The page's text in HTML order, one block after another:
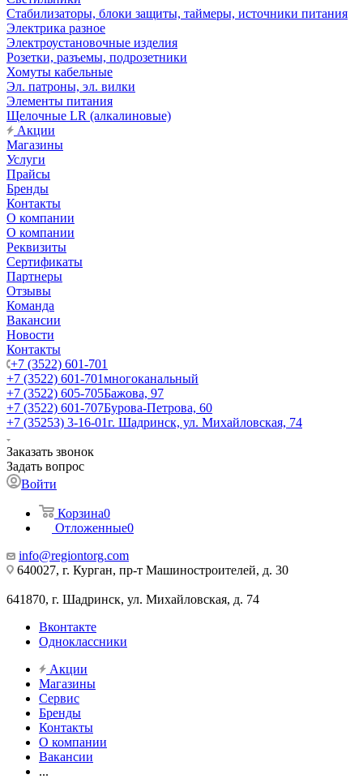
Стабилизаторы, блоки защиты, таймеры, источники питания
Электрика разное
Электроустановочные изделия
Розетки, разъемы, подрозетники
Хомуты кабельные
Эл. патроны, эл. вилки
Элементы питания
Щелочные LR (алкалиновые)
Акции
Магазины
Услуги
Прайсы
Бренды
Контакты
О компании
О компании
Реквизиты
Сертификаты
Партнеры
Отзывы
Команда
Вакансии
Новости
Контакты
+7 (3522) 601-701
+7 (3522) 601-701многоканальный
+7 (3522) 605-705Бажова, 97
+7 (3522) 601-707Бурова-Петрова, 60
+7 (35253) 3-16-01г. Шадринск, ул. Михайловская, 74
Заказать звонок
Задать вопрос
Войти
Корзина0
Отложенные0
info@regiontorg.com
640027, г. Курган, пр-т Машиностроителей, д. 30
641870, г. Шадринск, ул. Михайловская, д. 74
Вконтакте
Одноклассники
Акции
Магазины
Сервис
Бренды
Контакты
О компании
Вакансии
...